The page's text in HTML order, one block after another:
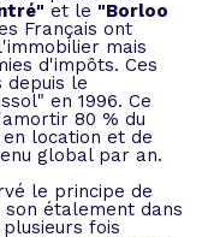
et le "Borloo
Français ont
mais
d'impôts. Ces
depuis le
en 1996. Ce
80 % du
location et de
global par an.
le principe de
étalement dans
fois